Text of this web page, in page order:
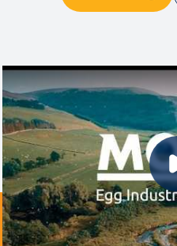
Riproduci video